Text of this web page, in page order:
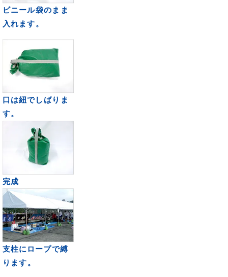
ビニール袋のまま
入れます。
口は紐でしばりま
す。
完成
支柱にロープで縛
ります。